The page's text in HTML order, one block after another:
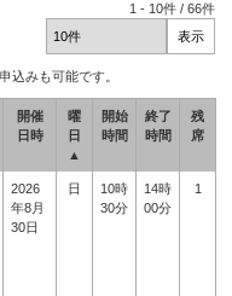
1 - 10件 /66件
込みも可能です。
開催
日時
曜
日
▲
開始
時間
終了
時間
残
席
2026
年8月
30日
日
10時
30分
14時
00分
1